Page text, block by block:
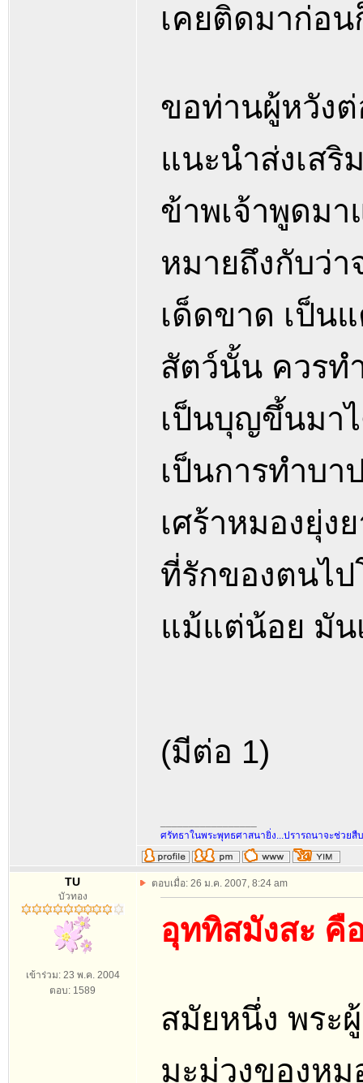
เคยติดมาก่อน
ขอท่านผู้หวัง
แนะนำส่งเสริ
ข้าพเจ้าพูดม
หมายถึงกับว่า
เด็ดขาด เป็น
สัตว์นั้น ควรท
เป็นบุญขึ้นมา
เป็นการทำบา
เศร้าหมองยุ่ง
ที่รักของตนไป
แม้แต่น้อย มัน
(มีต่อ 1)
ศรัทธาในพระพุทธศาสนายิ่ง...ปรารถนาจะช่วย
TU
บัวทอง
เข้าร่วม: 23 พ.ค. 2004
ตอบ: 1589
ตอบเมื่อ: 26 ม.ค. 2007, 8:24 am
อุททิสมังสะ คื
สมัยหนึ่ง พระ
มะม่วงของหม